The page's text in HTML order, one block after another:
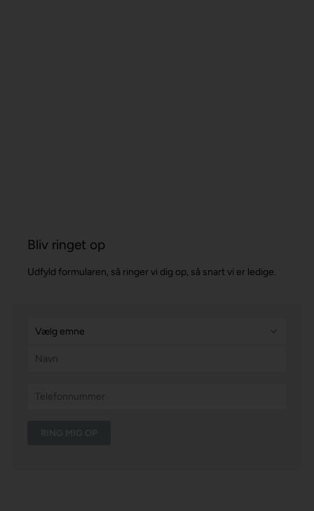
Bliv ringet op
Udfyld formularen, så ringer vi dig op, så snart vi er ledige.